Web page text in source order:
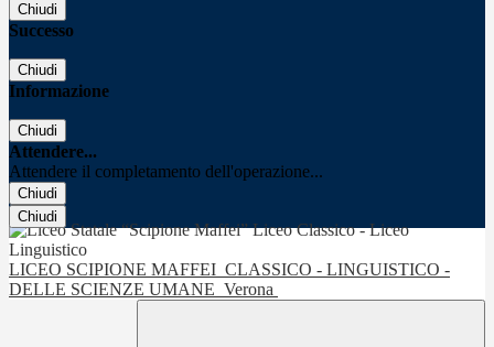
Chiudi
Successo
Chiudi
Informazione
Chiudi
Attendere...
Attendere il completamento dell'operazione...
Chiudi
Chiudi
LICEO SCIPIONE MAFFEI CLASSICO - LINGUISTICO -
DELLE SCIENZE UMANE Verona